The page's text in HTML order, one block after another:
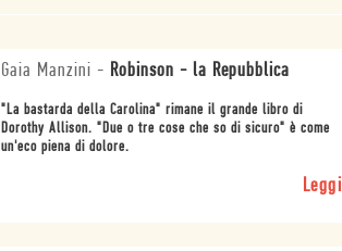
Gaia Manzini - Robinson - la Repubblica
"La bastarda della Carolina" rimane il grande libro di
Dorothy Allison. "Due o tre cose che so di sicuro" è come
un'eco piena di dolore.
Leggi